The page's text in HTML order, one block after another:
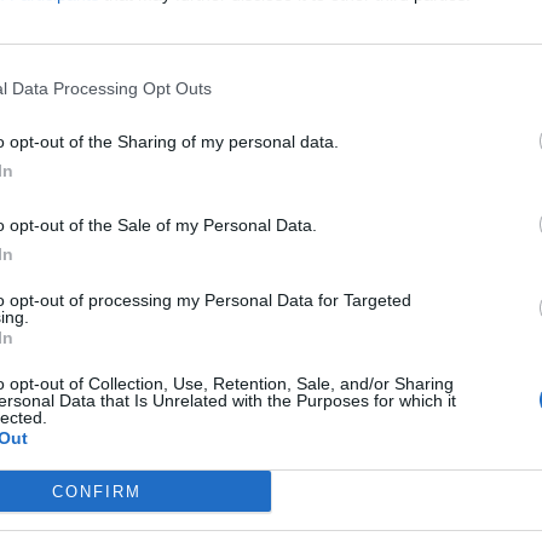
Data Processing Opt Outs
opt-out of the Sharing of my personal data.
opt-out of the Sale of my Personal Data.
opt-out of processing my Personal Data for Targeted
opt-out of Collection, Use, Retention, Sale, and/or Sharing
Data that Is Unrelated with the Purposes for which it
CONFIRM
во Реал Мадрид. Ова веќе не е клуб туку “селска
Имено вчера медиумите лиферуваа вест дека
но денеска според “Марка“ и двајцата
па Уругваецот, кој е и капитен на тимот, завршил
се смирија по вчерашната тепачка меѓу
влоши уште повеќе во последните часови. Овој
Уругваецот и Французинот, заврши со тоа што
членови на тимот го опишаа интерно како